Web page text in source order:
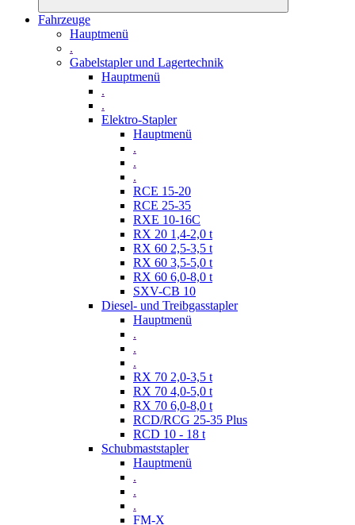
Fahrzeuge
Hauptmenü
.
Gabelstapler und Lagertechnik
Hauptmenü
.
.
Elektro-Stapler
Hauptmenü
.
.
.
RCE 15-20
RCE 25-35
RXE 10-16C
RX 20 1,4-2,0 t
RX 60 2,5-3,5 t
RX 60 3,5-5,0 t
RX 60 6,0-8,0 t
SXV-CB 10
Diesel- und Treibgasstapler
Hauptmenü
.
.
.
RX 70 2,0-3,5 t
RX 70 4,0-5,0 t
RX 70 6,0-8,0 t
RCD/RCG 25-35 Plus
RCD 10 - 18 t
Schubmaststapler
Hauptmenü
.
.
.
FM-X